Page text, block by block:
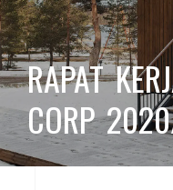
RAPAT
CORP